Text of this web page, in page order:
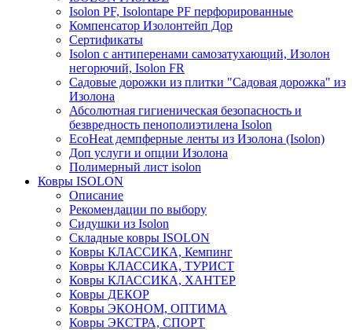
Isolon PF, Isolontape PF перфорированные
Компенсатор Изолонтейп Дор
Сертификаты
Isolon с антиперенами самозатухающий, Изолон
негорючий, Isolon FR
Садовые дорожки из плитки "Садовая дорожка" из
Изолона
Абсолютная гигиеническая безопасность и
безвредность пенополиэтилена Isolon
EcoHeat демпферные ленты из Изолона (Isolon)
Доп услуги и опции Изолона
Полимерный лист isolon
Ковры ISOLON
Описание
Рекомендации по выбору
Сидушки из Isolon
Складные ковры ISOLON
Ковры КЛАССИКА, Кемпинг
Ковры КЛАССИКА, ТУРИСТ
Ковры КЛАССИКА, ХАНТЕР
Ковры ДЕКОР
Ковры ЭКОНОМ, ОПТИМА
Ковры ЭКСТРА, СПОРТ